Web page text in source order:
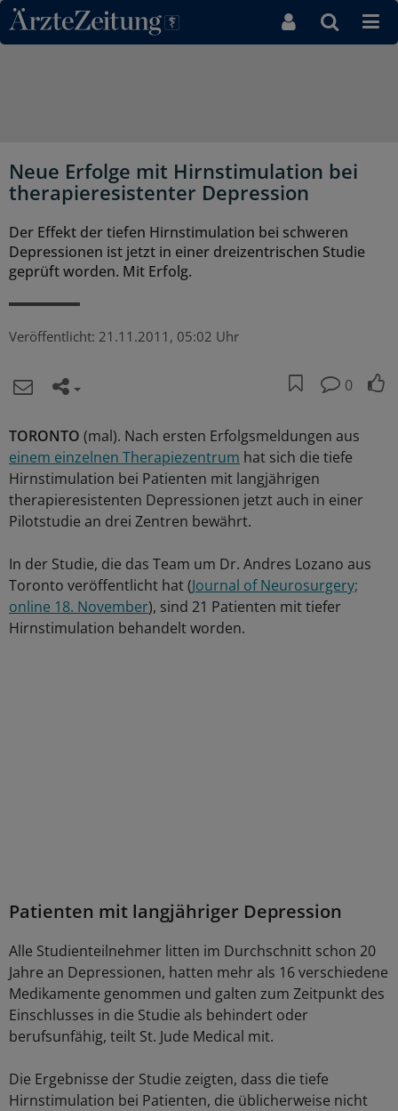
Direkt zum Inhaltsbereich
Neue Erfolge mit Hirnstimulation bei
therapieresistenter Depression
Der Effekt der tiefen Hirnstimulation bei schweren
Depressionen ist jetzt in einer dreizentrischen Studie
geprüft worden. Mit Erfolg.
Veröffentlicht: 21.11.2011, 05:02 Uhr
0
TORONTO (mal). Nach ersten Erfolgsmeldungen aus
einem einzelnen Therapiezentrum hat sich die tiefe
Hirnstimulation bei Patienten mit langjährigen
therapieresistenten Depressionen jetzt auch in einer
Pilotstudie an drei Zentren bewährt.
In der Studie, die das Team um Dr. Andres Lozano aus
Toronto veröffentlicht hat (Journal of Neurosurgery;
online 18. November), sind 21 Patienten mit tiefer
Hirnstimulation behandelt worden.
Patienten mit langjähriger Depression
Alle Studienteilnehmer litten im Durchschnitt schon 20
Jahre an Depressionen, hatten mehr als 16 verschiedene
Medikamente genommen und galten zum Zeitpunkt des
Einschlusses in die Studie als behindert oder
berufsunfähig, teilt St. Jude Medical mit.
Die Ergebnisse der Studie zeigten, dass die tiefe
Hirnstimulation bei Patienten, die üblicherweise nicht